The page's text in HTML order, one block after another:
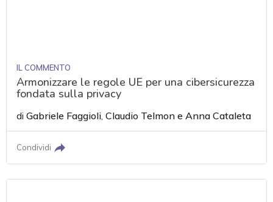
IL COMMENTO
Armonizzare le regole UE per una cibersicurezza
fondata sulla privacy
diGabriele Faggioli ,Claudio Telmon eAnna Cataleta
Condividi